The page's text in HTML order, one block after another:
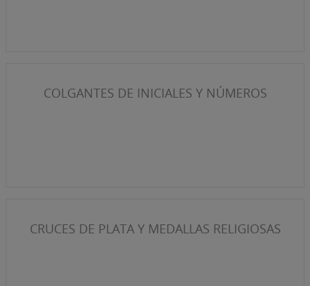
COLGANTES DE INICIALES Y NÚMEROS
CRUCES DE PLATA Y MEDALLAS RELIGIOSAS